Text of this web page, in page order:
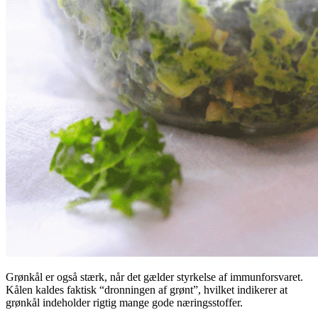
Grønkål er også stærk, når det gælder styrkelse af immunforsvaret.
Kålen kaldes faktisk “dronningen af grønt”, hvilket indikerer at
grønkål indeholder rigtig mange gode næringsstoffer.